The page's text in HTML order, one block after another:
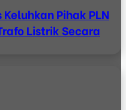
Pihak PLN
Listrik Secara